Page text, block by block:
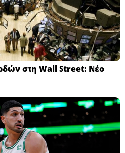
στη Wall Street: Νέο